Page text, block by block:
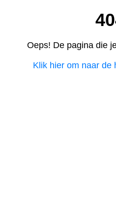
Oeps! De pagina die
Klik hier om naar de